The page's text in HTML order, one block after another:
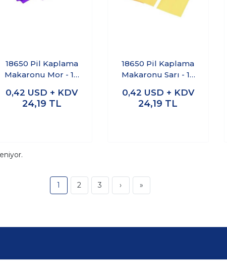
18650 Pil Kaplama
Makaronu Mor - 10
0,42 USD + KDV
24,19 TL
18650 Pil Kaplama
Makaronu Sarı - 10
0,42 USD + KDV
24,19 TL
1 2 3 › »